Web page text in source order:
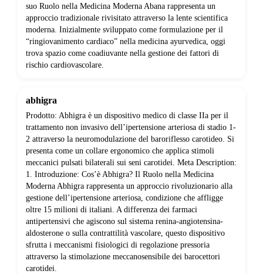
suo Ruolo nella Medicina Moderna Abana rappresenta un
approccio tradizionale rivisitato attraverso la lente scientifica
moderna. Inizialmente sviluppato come formulazione per il
“ringiovanimento cardiaco” nella medicina ayurvedica, oggi
trova spazio come coadiuvante nella gestione dei fattori di
rischio cardiovascolare.
abhigra
Prodotto: Abhigra è un dispositivo medico di classe IIa per il
trattamento non invasivo dell’ipertensione arteriosa di stadio 1-
2 attraverso la neuromodulazione del baroriflesso carotideo. Si
presenta come un collare ergonomico che applica stimoli
meccanici pulsati bilaterali sui seni carotidei. Meta Description:
1. Introduzione: Cos’è Abhigra? Il Ruolo nella Medicina
Moderna Abhigra rappresenta un approccio rivoluzionario alla
gestione dell’ipertensione arteriosa, condizione che affligge
oltre 15 milioni di italiani. A differenza dei farmaci
antipertensivi che agiscono sul sistema renina-angiotensina-
aldosterone o sulla contrattilità vascolare, questo dispositivo
sfrutta i meccanismi fisiologici di regolazione pressoria
attraverso la stimolazione meccanosensibile dei barocettori
carotidei.